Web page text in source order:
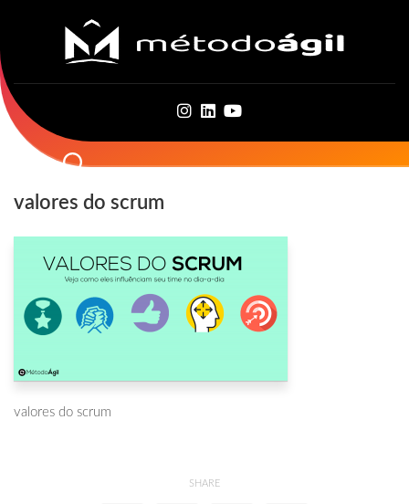
content
valores do scrum
valores do scrum
SHARE